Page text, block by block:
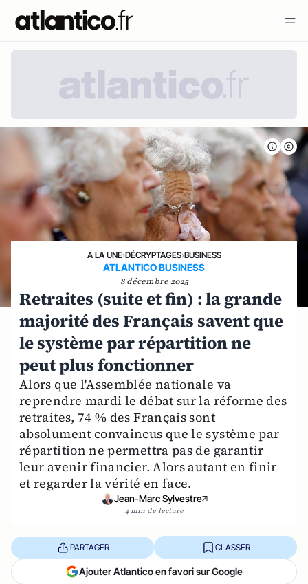
A LA UNE›DÉCRYPTAGES›BUSINESS
ATLANTICO BUSINESS
8 décembre 2025
Retraites (suite et fin) : la grande
majorité des Français savent que
le système par répartition ne
peut plus fonctionner
Alors que l'Assemblée nationale va
reprendre mardi le débat sur la réforme des
retraites, 74 % des Français sont
absolument convaincus que le système par
répartition ne permettra pas de garantir
leur avenir financier. Alors autant en finir
et regarder la vérité en face.
Jean-Marc Sylvestre
4 min de lecture
PARTAGER CLASSER
Ajouter Atlantico en favori sur Google